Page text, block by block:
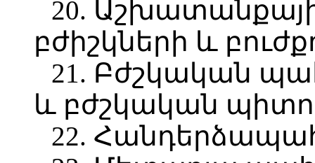
20.
բժիշկների և
21. Բժշկական
և բժշկական
22.